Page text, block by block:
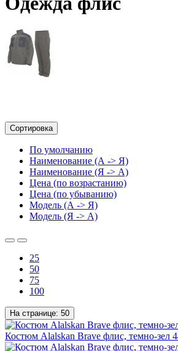
Сортировка
По умолчанию
Наименование (А -> Я)
Наименование (Я -> А)
Цена (по возрастанию)
Цена (по убыванию)
Модель (А -> Я)
Модель (Я -> А)
25
50
75
100
На странице: 50
Костюм Alalskan Brave флис, темно-зел